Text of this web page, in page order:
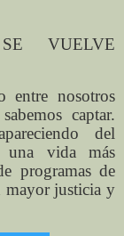
VUELVE
entre nosotros
captar.
del
una vida más
programas de
mayor justicia y